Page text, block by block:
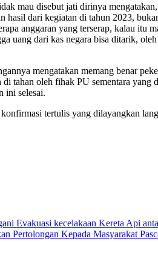
mau disebut jati dirinya
dari kegiatan di tahun 2023,
anggaran yang terserap, kalau
uang dari kas negara bisa ditarik,
mengatakan memang benar
tahan oleh fihak PU sementara
ini selesai.
tertulis yang dilayangkan
Evakuasi kecelakaan Kereta Api
Pertolongan Kepada Masyarakat